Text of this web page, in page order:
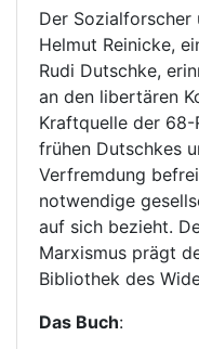
Der Sozialforscher
Helmut Reinicke,
Rudi Dutschke,
an den libertären
Kraftquelle der 68-
frühen Dutschkes
Verfremdung
notwendige
auf sich bezieht.
Marxismus prägt
Bibliothek des
Das Buch: